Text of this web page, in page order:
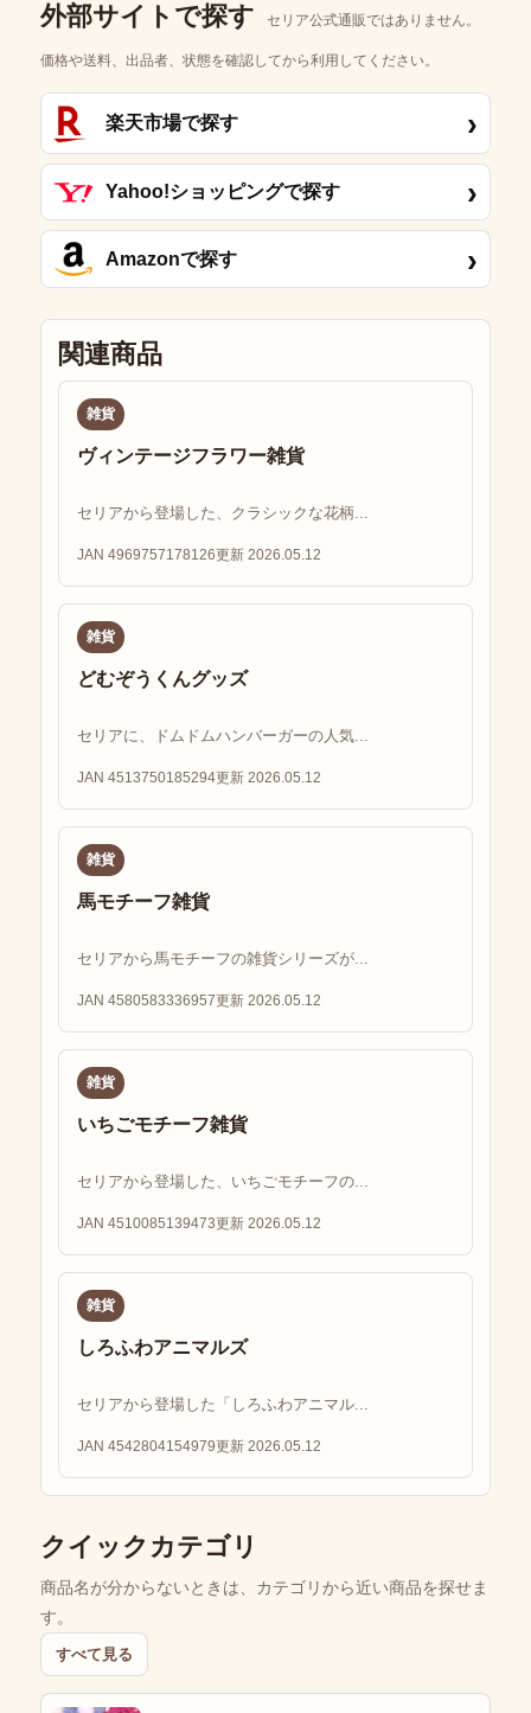
外部サイトで探す セリア公式通販ではありません。
価格や送料、出品者、状態を確認してから利用してください。
楽天市場で探す ›
Yahoo!ショッピングで探す ›
Amazonで探す ›
関連商品
雑貨
ヴィンテージフラワー雑貨
セリアから登場した、クラシックな花柄...
JAN 4969757178126更新 2026.05.12
雑貨
どむぞうくんグッズ
セリアに、ドムドムハンバーガーの人気...
JAN 4513750185294更新 2026.05.12
雑貨
馬モチーフ雑貨
セリアから馬モチーフの雑貨シリーズが...
JAN 4580583336957更新 2026.05.12
雑貨
いちごモチーフ雑貨
セリアから登場した、いちごモチーフの...
JAN 4510085139473更新 2026.05.12
雑貨
しろふわアニマルズ
セリアから登場した「しろふわアニマル...
JAN 4542804154979更新 2026.05.12
クイックカテゴリ
商品名が分からないときは、カテゴリから近い商品を探せま
す。
すべて見る